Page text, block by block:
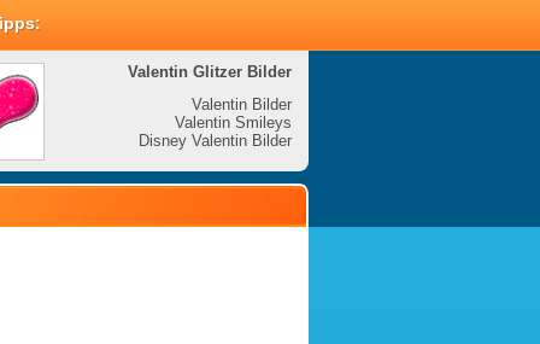
Valentin Glitzer Bilder
Valentin Bilder
Valentin Smileys
Disney Valentin Bilder